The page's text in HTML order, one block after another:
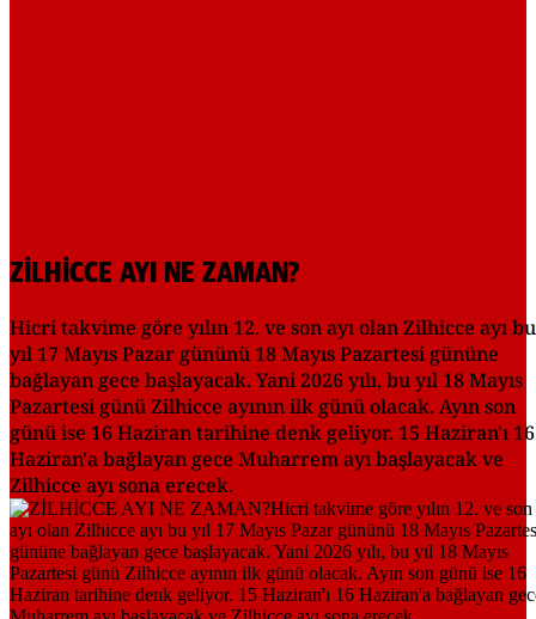
ZİLHİCCE AYI NE ZAMAN?
Hicri takvime göre yılın 12. ve son ayı olan Zilhicce ayı bu
yıl 17 Mayıs Pazar gününü 18 Mayıs Pazartesi gününe
bağlayan gece başlayacak. Yani 2026 yılı, bu yıl 18 Mayıs
Pazartesi günü Zilhicce ayının ilk günü olacak. Ayın son
günü ise 16 Haziran tarihine denk geliyor. 15 Haziran'ı 16
Haziran'a bağlayan gece Muharrem ayı başlayacak ve
Zilhicce ayı sona erecek.